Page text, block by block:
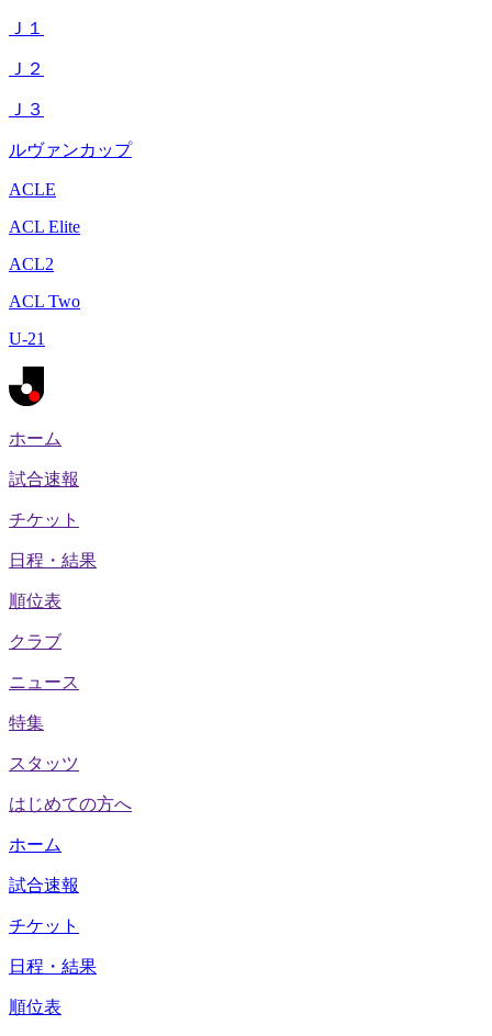
Ｊ１
Ｊ２
Ｊ３
ルヴァンカップ
ACLE
ACL Elite
ACL2
ACL Two
U-21
ホーム
試合速報
チケット
日程・結果
順位表
クラブ
ニュース
特集
スタッツ
はじめての方へ
ホーム
試合速報
チケット
日程・結果
順位表